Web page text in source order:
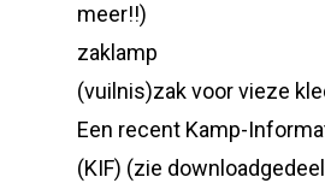
meer!!)
zaklamp
(vuilnis)zak voor vieze
Een recent Kamp-
(KIF) (zie